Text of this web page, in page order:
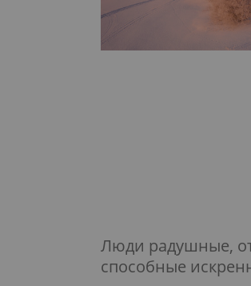
Люди радушные,
способные